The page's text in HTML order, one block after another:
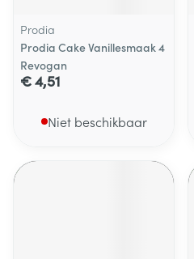
Prodia
Prodia Cake Vanillesmaak 4
Revogan
€ 4,51
Niet beschikbaar